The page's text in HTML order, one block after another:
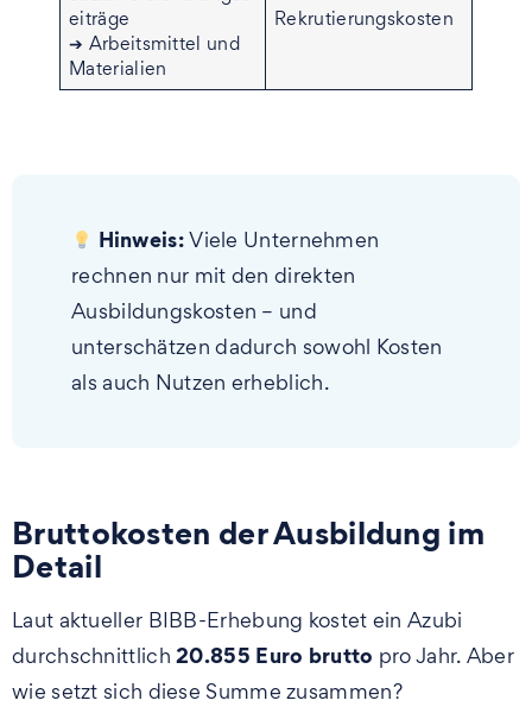
eiträge
➔ Arbeitsmittel und
Materialien
Rekrutierungskosten
Hinweis:Viele Unternehmen
rechnen nur mit den direkten
Ausbildungskosten – und
unterschätzen dadurch sowohl Kosten
als auch Nutzen erheblich.
Bruttokosten der Ausbildung im
Detail
Laut aktueller BIBB-Erhebung kostet ein Azubi
durchschnittlich20.855 Euro brutto pro Jahr. Aber
wie setzt sich diese Summe zusammen?